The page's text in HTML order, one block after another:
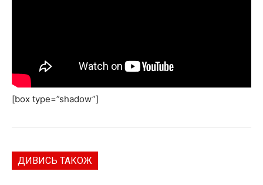
[box type=”shadow”]
ДИВИСЬ ТАКОЖ